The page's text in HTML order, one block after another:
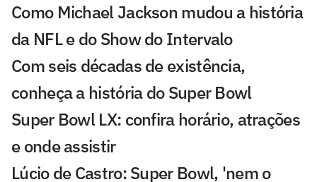
Como Michael Jackson mudou a história
da NFL e do Show do Intervalo
Com seis décadas de existência,
conheça a história do Super Bowl
Super Bowl LX: confira horário, atrações
e onde assistir
Lúcio de Castro: Super Bowl, 'nem o